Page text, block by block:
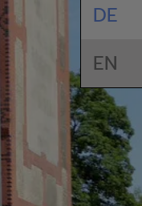
DE
EN